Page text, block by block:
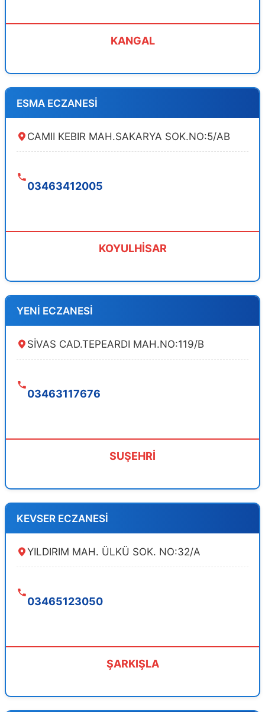
KANGAL
ESMA ECZANESİ
CAMII KEBIR MAH.SAKARYA SOK.NO:5/AB
03463412005
KOYULHİSAR
YENİ ECZANESİ
SİVAS CAD.TEPEARDI MAH.NO:119/B
03463117676
SUŞEHRİ
KEVSER ECZANESİ
YILDIRIM MAH. ÜLKÜ SOK. NO:32/A
03465123050
ŞARKIŞLA